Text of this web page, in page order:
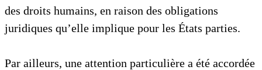
des droits humains, en raison des obligations
juridiques qu’elle implique pour les États parties.
Par ailleurs, une attention particulière a été accordée